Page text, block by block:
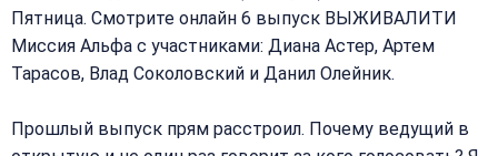
Пятница. Смотрите онлайн 6 выпуск ВЫЖИВАЛИТИ
Миссия Альфа с участниками: Диана Астер, Артем
Тарасов, Влад Соколовский и Данил Олейник.
Прошлый выпуск прям расстроил. Почему ведущий в